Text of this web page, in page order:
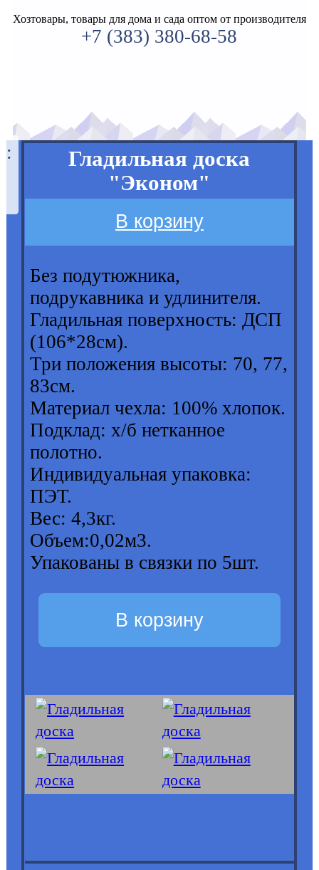
Хозтовары, товары для дома и сада оптом от производителя
+7 (383) 380-68-58
Гладильная доска
"Эконом"
В корзину
Без подутюжника,
подрукавника и удлинителя.
Гладильная поверхность: ДСП
(106*28см).
Три положения высоты: 70, 77,
83см.
Материал чехла: 100% хлопок.
Подклад: х/б нетканное
полотно.
Индивидуальная упаковка:
ПЭТ.
Вес: 4,3кг.
Объем:0,02м3.
Упакованы в связки по 5шт.
В корзину